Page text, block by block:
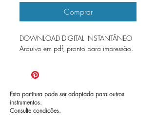
Comprar
DOWNLOAD DIGITAL INSTANTÂNEO
Arquivo em pdf, pronto para impressão.
Esta partitura pode ser adaptada para outros
instrumentos.
Consulte condições.